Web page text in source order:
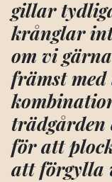
gillar
krånglar
om vi
främst
trädgården
för att
att förgylla